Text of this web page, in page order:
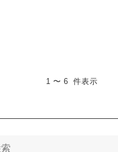
1 〜 6 件表示